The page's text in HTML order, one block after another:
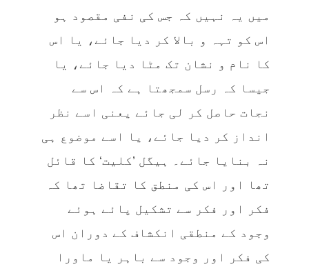
میں یہ نہیں کہ جس کی نفی مقصود ہو
اس کو تہہ و بالا کر دیا جائے، یا اس
کا نام و نشان تک مٹا دیا جائے، یا
جیسا کہ رسل سمجھتا ہے کہ اس سے
نجات حاصل کر لی جائے یعنی اسے نظر
انداز کر دیا جائے، یا اسے موضوع ہی
نہ بنایا جائے۔ ہیگل ’کلیت‘ کا قائل
تھا اور اس کی منطق کا تقاضا تھا کہ
فکر اور فکر سے تشکیل پائے ہوئے
وجود کے منطقی انکشاف کے دوران اس
کی فکر اور وجود سے باہر یا ماورا